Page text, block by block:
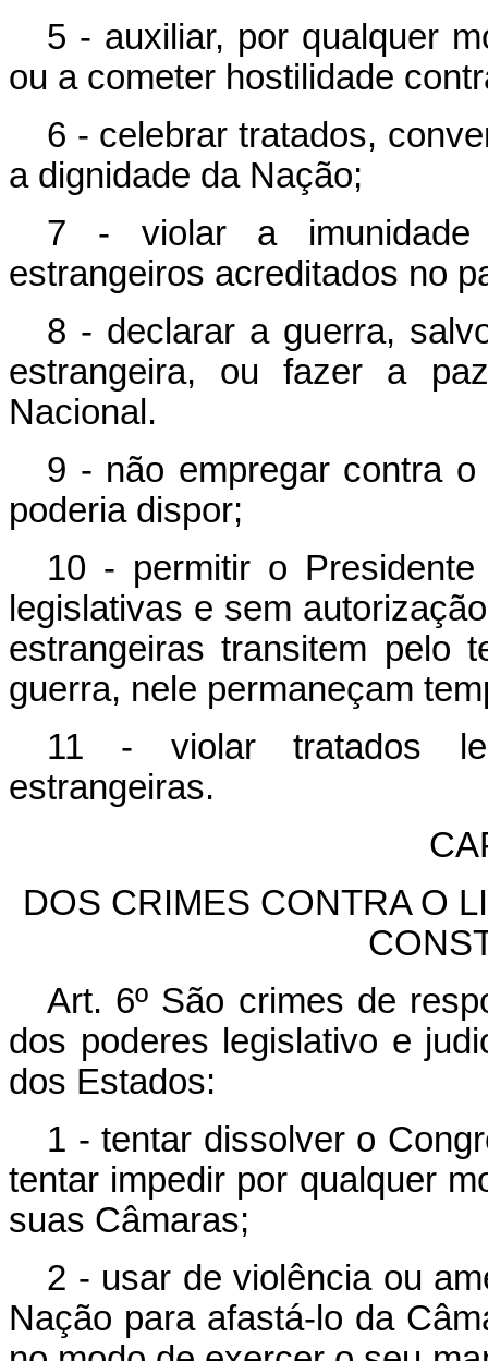
5 - auxiliar, por qualquer
ou a cometer hostilidade
6 - celebrar tratados,
a dignidade da Nação;
7 - violar a imunidade
estrangeiros acreditados no
8 - declarar a guerra,
estrangeira, ou fazer a
Nacional.
9 - não empregar contra
poderia dispor;
10 - permitir o
legislativas e sem
estrangeiras transitem pelo
guerra, nele permaneçam
11 - violar tratados
estrangeiras.
DOS CRIMES CONTRA O
Art. 6º São crimes de
dos poderes legislativo e
dos Estados:
1 - tentar dissolver o
tentar impedir por qualquer
suas Câmaras;
2 - usar de violência ou
Nação para afastá-lo da